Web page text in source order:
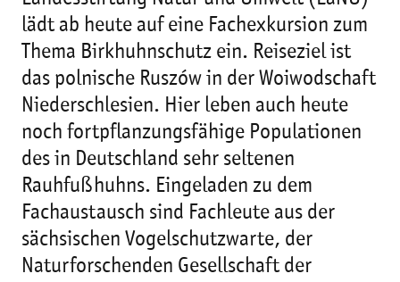
lädt ab heute auf eine Fachexkursion zum
Thema Birkhuhnschutz ein. Reiseziel ist
das polnische Ruszów in der Woiwodschaft
Niederschlesien. Hier leben auch heute
noch fortpflanzungsfähige Populationen
des in Deutschland sehr seltenen
Rauhfußhuhns. Eingeladen zu dem
Fachaustausch sind Fachleute aus der
sächsischen Vogelschutzwarte, der
Naturforschenden Gesellschaft der